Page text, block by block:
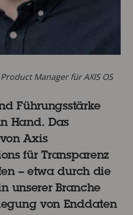
Manager für AXIS OS
Führungsstärke
Hand. Das
Axis
für Transparenz
– etwa durch die
unserer Branche
von Enddaten